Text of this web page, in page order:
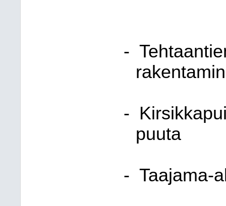
-
-
puuta
- Taajama-